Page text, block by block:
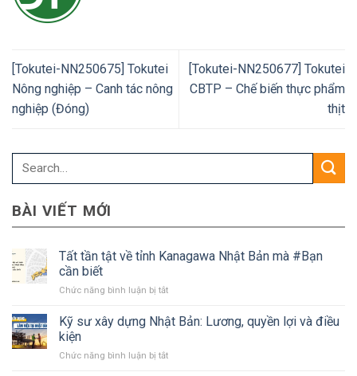
[Tokutei-NN250675] Tokutei
Nông nghiệp – Canh tác nông
nghiệp (Đóng)
[Tokutei-NN250677] Tokutei
CBTP – Chế biến thực phẩm
thịt
BÀI VIẾT MỚI
Tất tần tật về tỉnh Kanagawa Nhật Bản mà #Bạn
cần biết
Chức năng bình luận bị tắtở
tần
tật
tỉnh
Kỹ sư xây dựng Nhật Bản: Lương, quyền lợi và điều
kiện
Chức năng bình luận bị tắtở